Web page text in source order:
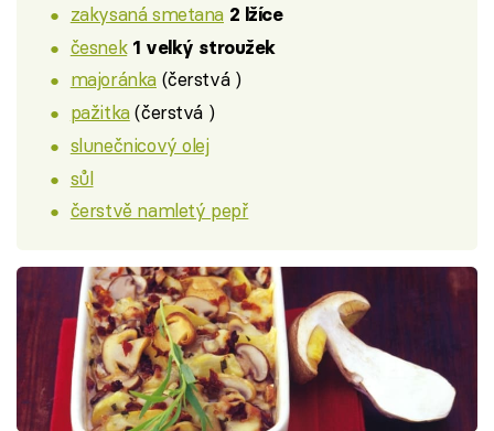
zakysaná smetana 2 lžíce
česnek 1 velký stroužek
majoránka(čerstvá )
pažitka(čerstvá )
slunečnicový olej
sůl
čerstvě namletý pepř